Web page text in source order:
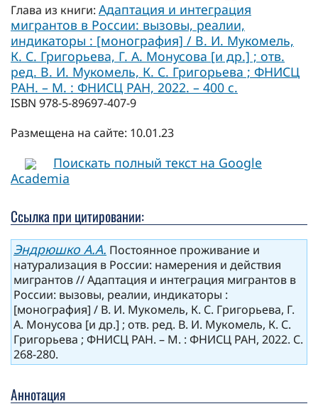
Глава из книги: Адаптация и интеграция
мигрантов в России: вызовы, реалии,
индикаторы : [монография] / В. И. Мукомель,
К. С. Григорьева, Г. А. Монусова [и др.] ; отв.
ред. В. И. Мукомель, К. С. Григорьева ; ФНИСЦ
РАН. – М. : ФНИСЦ РАН, 2022. – 400 с.
ISBN 978-5-89697-407-9
Размещена на сайте: 10.01.23
Поискать полный текст на Google
Academia
Ссылка при цитировании:
Эндрюшко А.А. Постоянное проживание и
натурализация в России: намерения и действия
мигрантов // Адаптация и интеграция мигрантов в
России: вызовы, реалии, индикаторы :
[монография] / В. И. Мукомель, К. С. Григорьева, Г.
А. Монусова [и др.] ; отв. ред. В. И. Мукомель, К. С.
Григорьева ; ФНИСЦ РАН. – М. : ФНИСЦ РАН, 2022. С.
268-280.
Аннотация